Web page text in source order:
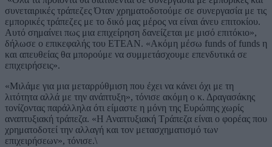
συνεταιρικές τράπεζες Όταν χρηματοδοτούμε σε συνεργασία με τις
εμπορικές τράπεζες με το δικό μας μέρος να είναι άνευ επιτοκίου.
Αυτό σημαίνει πως μια επιχείρηση δανείζεται με μισό επιτόκιο»,
δήλωσε ο επικεφαλής του ΕΤΕΑΝ. «Ακόμη μέσω funds of funds η
και απευθείας θα μπορούμε να συμμετάσχουμε επενδυτικά σε
επιχειρήσεις».
«Μιλάμε για μια μεταρρύθμιση που έχει να κάνει όχι με τη
λιτότητα αλλά με την ανάπτυξη», τόνισε ακόμη ο κ. Δραγασάκης
τονίζοντας παράλληλα ότι είμαστε η μόνη της Ευρώπης χωρίς
αναπτυξιακή τράπεζα. «Η Αναπτυξιακή Τράπεζα είναι ο φορέας που
χρηματοδοτεί την αλλαγή και τον μετασχηματισμό των
επιχειρήσεων», τόνισε.\